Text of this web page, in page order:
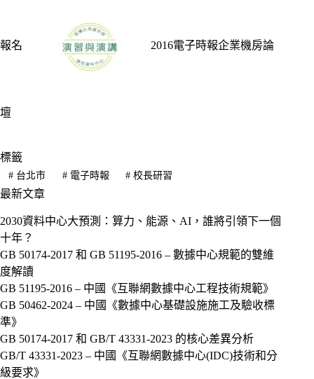
報名 2016電子時報企業機房論
壇
標籤
#台北市 #電子時報 # 校長研習
最新文章
2030資料中心大預測：算力、能源、AI，誰將引領下一個
十年？
GB 50174-2017 和 GB 51195-2016 – 數據中心規範的雙維
度解讀
GB 51195-2016 – 中國《互聯網數據中心工程技術規範》
GB 50462-2024 – 中國《數據中心基礎設施施工及驗收標
準》
GB 50174-2017 和 GB/T 43331-2023 的核心差異分析
GB/T 43331-2023 – 中國《互聯網數據中心(IDC)技術和分
級要求》